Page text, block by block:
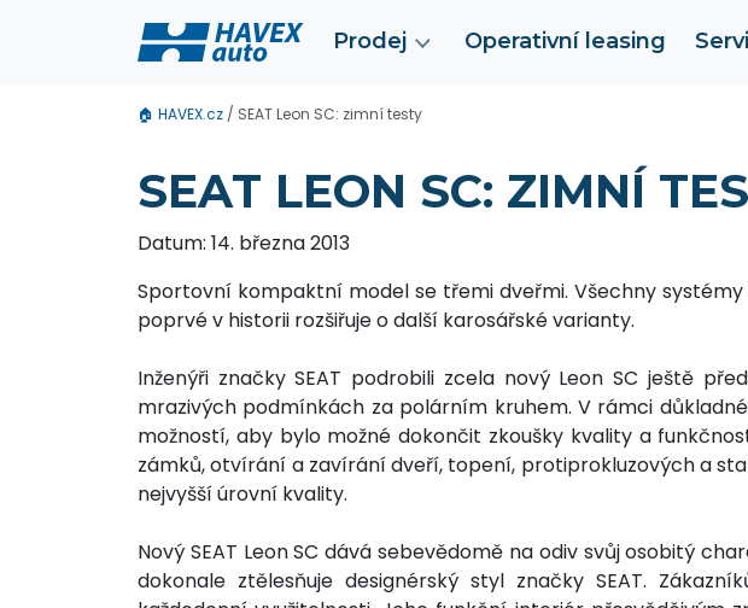
Prodej Operativní leasing
🏠 HAVEX.cz / SEAT Leon SC: zimní testy
SEAT LEON SC: ZIMNÍ
Datum: 14. března 2013
Sportovní kompaktní model se třemi dveřmi. Všechny
poprvé v historii rozšiřuje o další karosářské varianty.
Inženýři značky SEAT podrobili zcela nový Leon SC ještě
mrazivých podmínkách za polárním kruhem. V rámci
možností, aby bylo možné dokončit zkoušky kvality a
zámků, otvírání a zavírání dveří, topení, protiprokluzových a
nejvyšší úrovní kvality.
Nový SEAT Leon SC dává sebevědomě na odiv svůj osobitý
dokonale ztělesňuje designérský styl značky SEAT.